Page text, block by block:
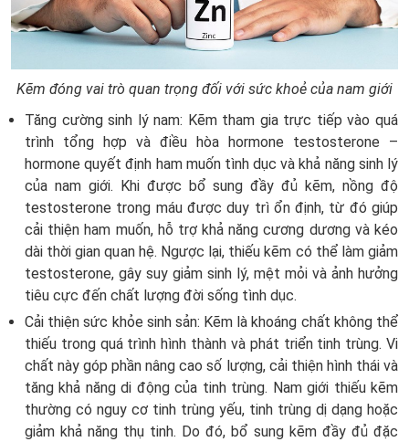
Kẽm đóng vai trò quan trọng đối với sức khoẻ của nam giới
Tăng cường sinh lý nam: Kẽm tham gia trực tiếp vào quá
trình tổng hợp và điều hòa hormone testosterone –
hormone quyết định ham muốn tình dục và khả năng sinh lý
của nam giới. Khi được bổ sung đầy đủ kẽm, nồng độ
testosterone trong máu được duy trì ổn định, từ đó giúp
cải thiện ham muốn, hỗ trợ khả năng cương dương và kéo
dài thời gian quan hệ. Ngược lại, thiếu kẽm có thể làm giảm
testosterone, gây suy giảm sinh lý, mệt mỏi và ảnh hưởng
tiêu cực đến chất lượng đời sống tình dục.
Cải thiện sức khỏe sinh sản: Kẽm là khoáng chất không thể
thiếu trong quá trình hình thành và phát triển tinh trùng. Vi
chất này góp phần nâng cao số lượng, cải thiện hình thái và
tăng khả năng di động của tinh trùng. Nam giới thiếu kẽm
thường có nguy cơ tinh trùng yếu, tinh trùng dị dạng hoặc
giảm khả năng thụ tinh. Do đó, bổ sung kẽm đầy đủ đặc